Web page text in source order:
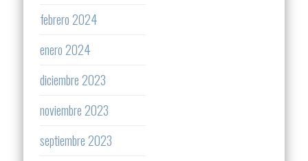
febrero 2024
enero 2024
diciembre 2023
noviembre 2023
septiembre 2023